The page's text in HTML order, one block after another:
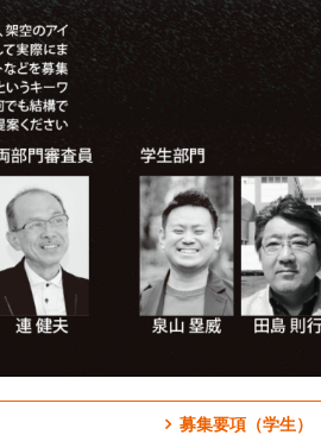
募集要項（学生）